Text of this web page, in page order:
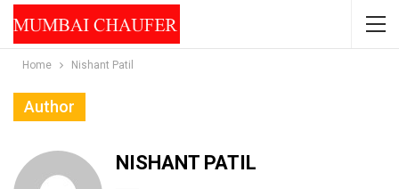
Home Nishant Patil
Author
NISHANT PATIL